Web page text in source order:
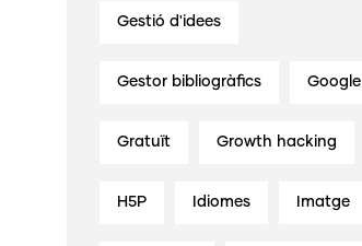
Gestió d'idees
Gestor bibliogràfics Google
Gratuït Growth hacking
H5P Idiomes Imatge